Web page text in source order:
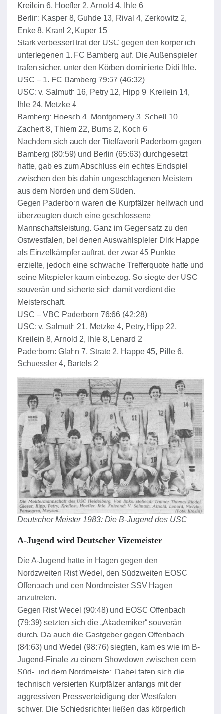
Kreilein 6, Hoefler 2, Arnold 4, Ihle 6
Berlin: Kasper 8, Guhde 13, Rival 4, Zerkowitz 2,
Enke 8, Kranl 2, Kuper 15
Stark verbessert trat der USC gegen den körperlich
unterlegenen 1. FC Bamberg auf. Die Außenspieler
trafen sicher, unter den Körben dominierte Didi Ihle.
USC – 1. FC Bamberg 79:67 (46:32)
USC: v. Salmuth 16, Petry 12, Hipp 9, Kreilein 14,
Ihle 24, Metzke 4
Bamberg: Hoesch 4, Montgomery 3, Schell 10,
Zachert 8, Thiem 22, Burns 2, Koch 6
Nachdem sich auch der Titelfavorit Paderborn gegen
Bamberg (80:59) und Berlin (65:63) durchgesetzt
hatte, gab es zum Abschluss ein echtes Endspiel
zwischen den bis dahin ungeschlagenen Meistern
aus dem Norden und dem Süden.
Gegen Paderborn waren die Kurpfälzer hellwach und
überzeugten durch eine geschlossene
Mannschaftsleistung. Ganz im Gegensatz zu den
Ostwestfalen, bei denen Auswahlspieler Dirk Happe
als Einzelkämpfer auftrat, der zwar 45 Punkte
erzielte, jedoch eine schwache Trefferquote hatte und
seine Mitspieler kaum einbezog. So siegte der USC
souverän und sicherte sich damit verdient die
Meisterschaft.
USC – VBC Paderborn 76:66 (42:28)
USC: v. Salmuth 21, Metzke 4, Petry, Hipp 22,
Kreilein 8, Arnold 2, Ihle 8, Lenard 2
Paderborn: Glahn 7, Strate 2, Happe 45, Pille 6,
Schuessler 4, Bartels 2
Deutscher Meister 1983: Die B-Jugend des USC
A-Jugend wird Deutscher Vizemeister
Die A-Jugend hatte in Hagen gegen den
Nordzweiten Rist Wedel, den Südzweiten EOSC
Offenbach und den Nordmeister SSV Hagen
anzutreten.
Gegen Rist Wedel (90:48) und EOSC Offenbach
(79:39) setzten sich die „Akademiker“ souverän
durch. Da auch die Gastgeber gegen Offenbach
(84:63) und Wedel (98:76) siegten, kam es wie im B-
Jugend-Finale zu einem Showdown zwischen dem
Süd- und dem Nordmeister. Dabei taten sich die
technisch versierten Kurpfälzer anfangs mit der
aggressiven Pressverteidigung der Westfalen
schwer. Die Schiedsrichter ließen das körperlich